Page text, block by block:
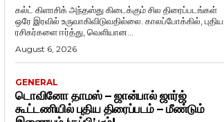
கல்ட் கிளாசிக் அந்தஸ்து கிடைக்கும் சில திரைப்படங்கள்
ஒரே இரவில் உருவாகிவிடுவதில்லை. காலப்போக்கில், புதிய
ரசிகர்களை ஈர்த்து, வெளியான...
August 6, 2026
GENERAL
டொவினோ தாமஸ் – ஜான்பால் ஜார்ஜ்
கூட்டணியில் புதிய திரைப்படம் – மீண்டும்